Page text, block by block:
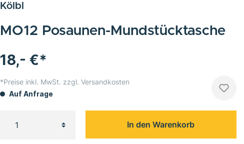
18,- €*
*Preise inkl. MwSt. zzgl. Versandkosten
Auf Anfrage
In den Warenkorb
Kölbl
MO12 Posaunen-Mundstücktasche